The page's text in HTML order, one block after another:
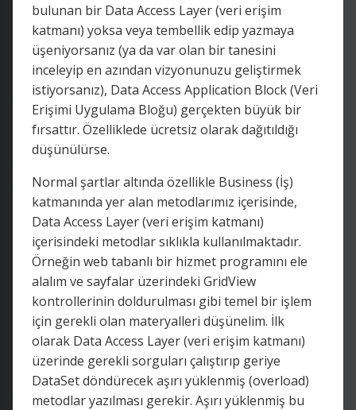
bulunan bir Data Access Layer (veri erişim
katmanı) yoksa veya tembellik edip yazmaya
üşeniyorsanız (ya da var olan bir tanesini
inceleyip en azından vizyonunuzu geliştirmek
istiyorsanız), Data Access Application Block (Veri
Erişimi Uygulama Bloğu) gerçekten büyük bir
fırsattır. Özelliklede ücretsiz olarak dağıtıldığı
düşünülürse.
Normal şartlar altında özellikle Business (İş)
katmanında yer alan metodlarımız içerisinde,
Data Access Layer (veri erişim katmanı)
içerisindeki metodlar sıklıkla kullanılmaktadır.
Örneğin web tabanlı bir hizmet programını ele
alalım ve sayfalar üzerindeki GridView
kontrollerinin doldurulması gibi temel bir işlem
için gerekli olan materyalleri düşünelim. İlk
olarak Data Access Layer (veri erişim katmanı)
üzerinde gerekli sorguları çalıştırıp geriye
DataSet döndürecek aşırı yüklenmiş (overload)
metodlar yazılması gerekir. Aşırı yüklenmiş bu